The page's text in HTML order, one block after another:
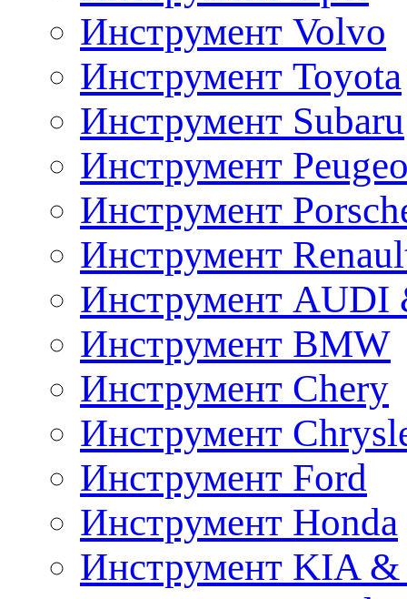
Инструмент Volvo
Инструмент Toyota
Инструмент Subaru
Инструмент
Инструмент
Инструмент
Инструмент AUDI
Инструмент BMW
Инструмент Chery
Инструмент
Инструмент Ford
Инструмент Honda
Инструмент KIA